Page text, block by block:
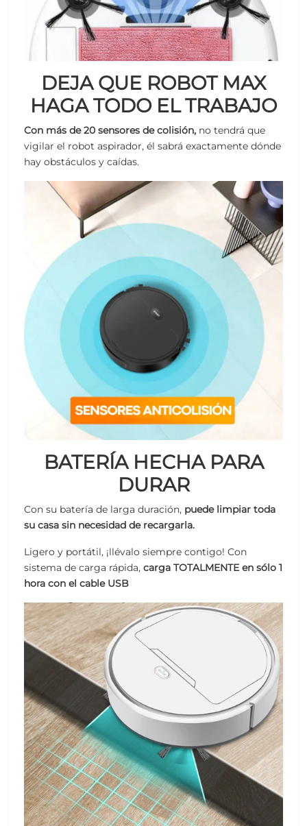
DEJA QUE ROBOT MAX
HAGA TODO EL TRABAJO
Con más de 20 sensores de colisión, no tendrá que
vigilar el robot aspirador, él sabrá exactamente dónde
hay obstáculos y caídas.
BATERÍA HECHA PARA
DURAR
Con su batería de larga duración, puede limpiar toda
su casa sin necesidad de recargarla.
Ligero y portátil, ¡llévalo siempre contigo! Con
sistema de carga rápida, carga TOTALMENTE en sólo 1
hora con el cable USB